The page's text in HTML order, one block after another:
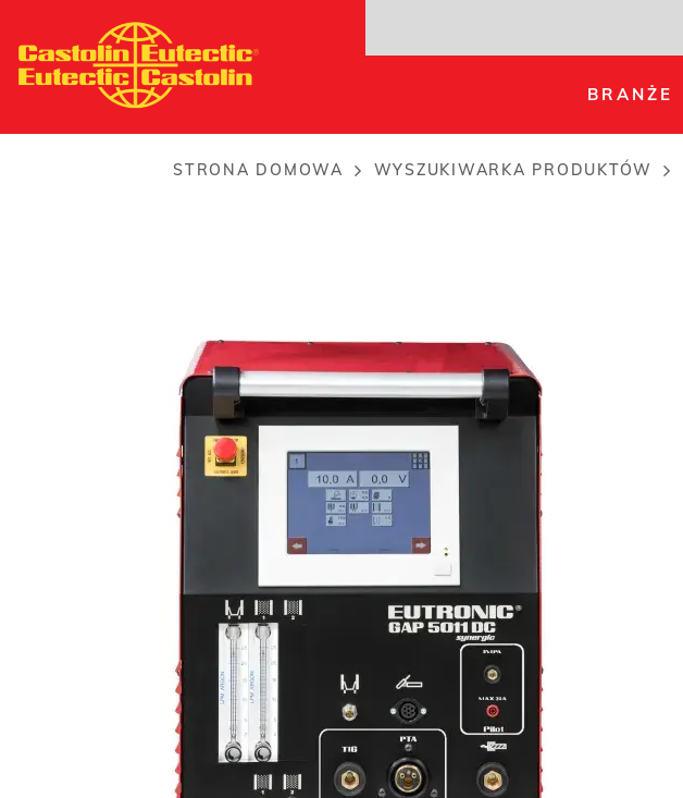
do
treści
BRANŻE
EuTronic® GAP 5011
Najmocniejsze urządzenie z całej gamy...
STRONA DOMOWA WYSZUKIWARKA PRODUKTÓW